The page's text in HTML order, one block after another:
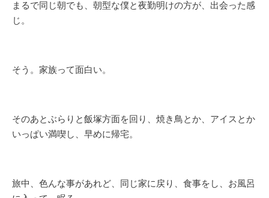
まるで同じ朝でも、朝型な僕と夜勤明けの方が、出会った感
じ。
そう。家族って面白い。
そのあとぶらりと飯塚方面を回り、焼き鳥とか、アイスとか
いっぱい満喫し、早めに帰宅。
旅中、色んな事があれど、同じ家に戻り、食事をし、お風呂